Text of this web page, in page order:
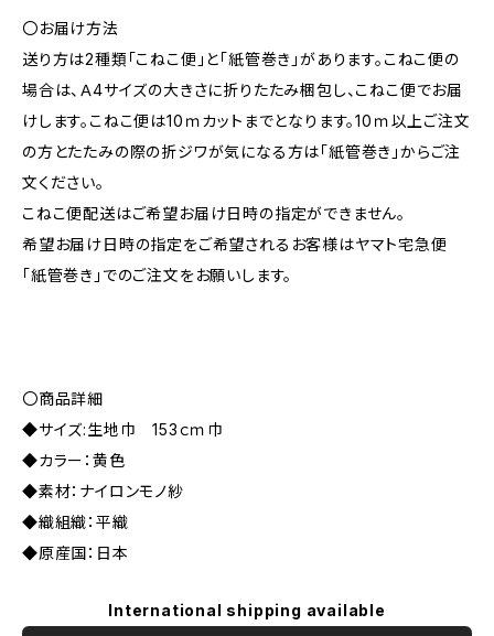
〇お届け方法
送り方は2種類「こねこ便」と「紙管巻き」があります。こねこ便の
場合は、Ａ4サイズの大きさに折りたたみ梱包し、こねこ便でお届
けします。こねこ便は10ｍカットまでとなります。10ｍ以上ご注文
の方とたたみの際の折ジワが気になる方は「紙管巻き」からご注
文ください。
こねこ便配送はご希望お届け日時の指定ができません。
希望お届け日時の指定をご希望されるお客様はヤマト宅急便
「紙管巻き」でのご注文をお願いします。
〇商品詳細
◆サイズ:生地巾 153ｃｍ巾
◆カラー：黄色
◆素材：ナイロンモノ紗
◆織組織：平織
◆原産国：日本
International shipping available